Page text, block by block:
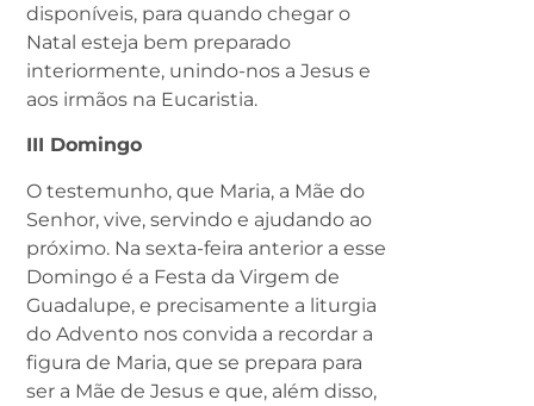
disponíveis, para quando chegar o
Natal esteja bem preparado
interiormente, unindo-nos a Jesus e
aos irmãos na Eucaristia.
III Domingo
O testemunho, que Maria, a Mãe do
Senhor, vive, servindo e ajudando ao
próximo. Na sexta-feira anterior a esse
Domingo é a Festa da Virgem de
Guadalupe, e precisamente a liturgia
do Advento nos convida a recordar a
figura de Maria, que se prepara para
ser a Mãe de Jesus e que, além disso,